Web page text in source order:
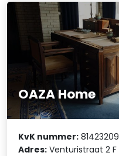
OAZA Home
KvK nummer: 81423209
Adres: Venturistraat 2 F